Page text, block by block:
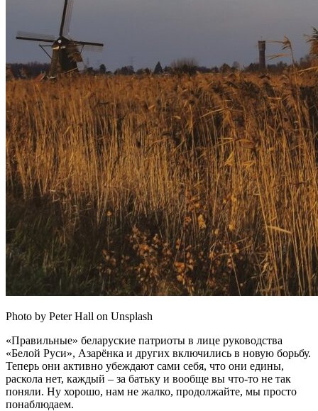
Photo by Peter Hall on Unsplash
«Правильные» беларуские патриоты в лице руководства
«Белой Руси», Азарёнка и других включились в новую борьбу.
Теперь они активно убеждают сами себя, что они едины,
раскола нет, каждый – за батьку и вообще вы что-то не так
поняли. Ну хорошо, нам не жалко, продолжайте, мы просто
понаблюдаем.